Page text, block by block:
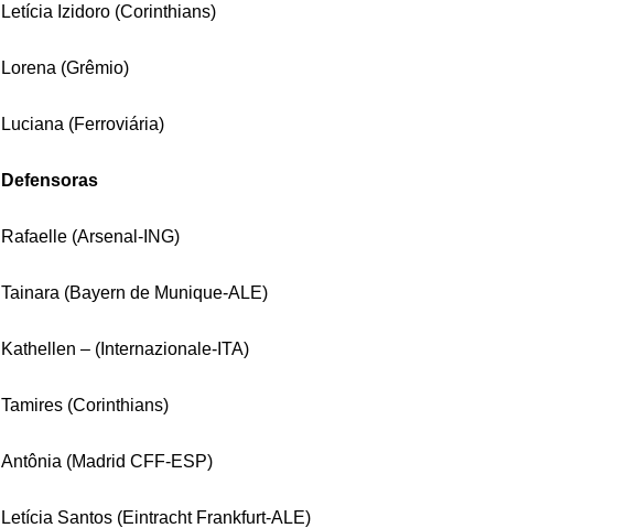
Letícia Izidoro (Corinthians)
Lorena (Grêmio)
Luciana (Ferroviária)
Defensoras
Rafaelle (Arsenal-ING)
Tainara (Bayern de Munique-ALE)
Kathellen – (Internazionale-ITA)
Tamires (Corinthians)
Antônia (Madrid CFF-ESP)
Letícia Santos (Eintracht Frankfurt-ALE)